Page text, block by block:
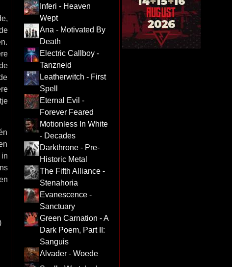
Inferi - Heaven
Wept
Ana - Motivated By
Death
Electric Callboy -
Tanzneid
Leatherwitch - First
Spell
Eternal Evil -
Forever Feared
Motionless In White
- Decades
Darkthrone - Pre-
Historic Metal
The Fifth Alliance -
Stenahoria
Evanescence -
Sanctuary
Green Carnation - A
Dark Poem, Part II:
Sanguis
Alvader - Woede